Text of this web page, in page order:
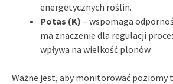
energetycznych roślin.
Potas (K) – wspomaga
ma znaczenie dla regulacji
wpływa na wielkość plonów.
Ważne jest, aby monitorować poziomy